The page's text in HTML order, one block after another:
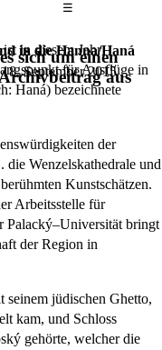
Das
☰
sich um einen
aus
in die Hanna/Haná
September 2015
in diesem Jahr
für Aus­flüge in
Haná) bezeichnete
der
die Wenzelskathedrale und
Kunstschät­zen.
Arbeitsstelle für
Palacký–Universität bringt
der Region in
jüdischen Ghetto,
kam, und Schloss
gehörte, welcher die